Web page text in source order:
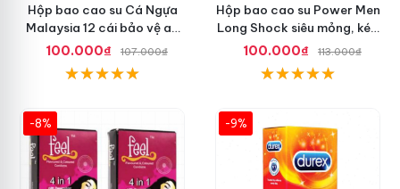
Hộp bao cao su Cá Ngựa
Malaysia 12 cái bảo vệ an
toàn tuyệt đối
100.000₫ 107.000₫
Hộp bao cao su Power Men
Long Shock siêu mỏng, kéo
dài quan hệ thoải mái
100.000₫ 113.000₫
-8% -9%